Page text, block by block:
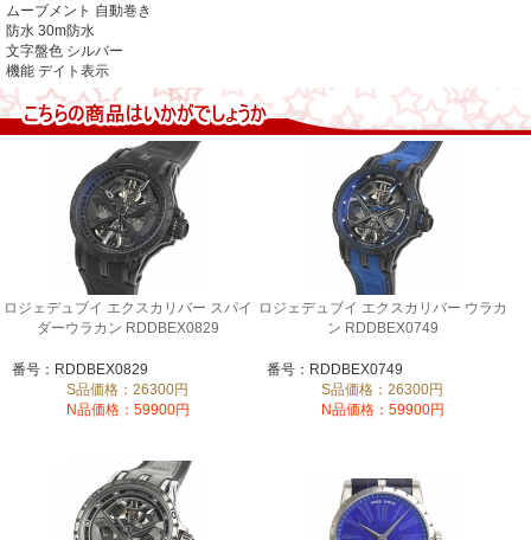
ムーブメント 自動巻き
防水 30m防水
文字盤色 シルバー
機能 デイト表示
ロジェデュブイ エクスカリバー スパイ
ダーウラカン RDDBEX0829
番号：RDDBEX0829
S品価格：26300円
N品価格：59900円
ロジェデュブイ エクスカリバー ウラカ
ン RDDBEX0749
番号：RDDBEX0749
S品価格：26300円
N品価格：59900円